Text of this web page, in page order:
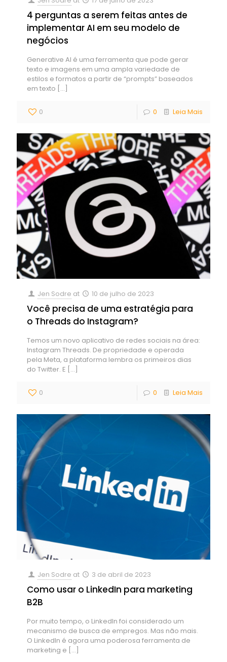
4 perguntas a serem feitas antes de
implementar AI em seu modelo de
negócios
Generative AI é uma ferramenta que pode gerar
texto e imagens em uma ampla variedade de
estilos e formatos a partir de “prompts” baseados
em texto […]
0 0 Leia Mais
Jen Sodre at 10 de julho de 2023
Você precisa de uma estratégia para
o Threads do Instagram?
Temos um novo aplicativo de redes sociais na área:
Instagram Threads. De propriedade e operada
pela Meta, a plataforma lembra os primeiros dias
do Twitter. E […]
0 0 Leia Mais
Jen Sodre at 3 de abril de 2023
Como usar o LinkedIn para marketing
B2B
Por muito tempo, o LinkedIn foi considerado um
mecanismo de busca de empregos. Mas não mais.
O LinkedIn é agora uma poderosa ferramenta de
marketing e […]